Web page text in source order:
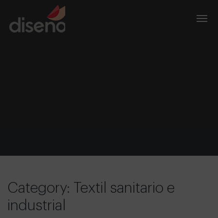
Category: Textil sanitario e
industrial